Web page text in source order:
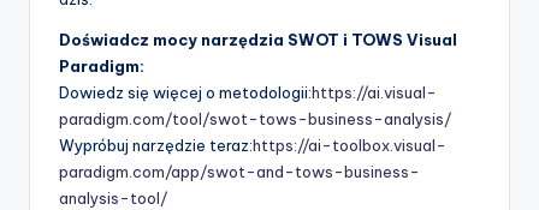
Doświadcz mocy narzędzia SWOT i TOWS Visual
Paradigm:
Dowiedz się więcej o metodologii:https://ai.visual-
paradigm.com/tool/swot-tows-business-analysis/
Wypróbuj narzędzie teraz:https://ai-toolbox.visual-
paradigm.com/app/swot-and-tows-business-
analysis-tool/